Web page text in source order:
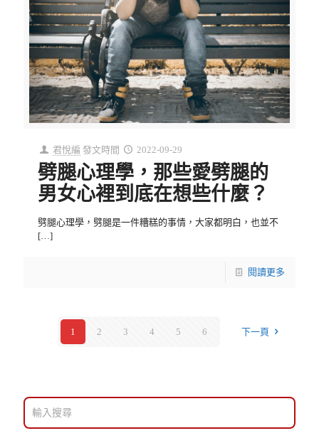
君悅編 發文時間 2022-09-29
劈腿心理學，那些愛劈腿的
男女心裡到底在想些什麼？
劈腿心理學，劈腿是一件糟糕的事情，大家都明白，也並不
[…]
閱讀更多
1 2 3 4 5 6 下一頁